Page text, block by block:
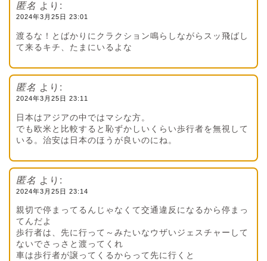
匿名 より:
2024年3月25日 23:01
渡るな！とばかりにクラクション鳴らしながらスッ飛ばし
て来るキチ、たまにいるよな
匿名 より:
2024年3月25日 23:11
日本はアジアの中ではマシな方。
でも欧米と比較すると恥ずかしいくらい歩行者を無視して
いる。治安は日本のほうが良いのにね。
匿名 より:
2024年3月25日 23:14
親切で停まってるんじゃなくて交通違反になるから停まっ
てんだよ
歩行者は、先に行って～みたいなウザいジェスチャーして
ないでさっさと渡ってくれ
車は歩行者が譲ってくるからって先に行くと